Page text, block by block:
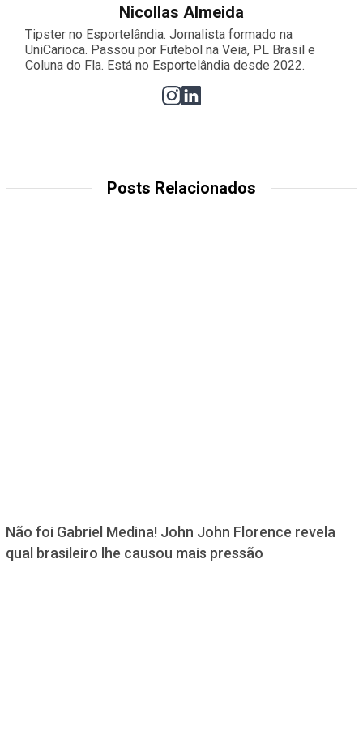
Nicollas Almeida
Tipster no Esportelândia. Jornalista formado na
UniCarioca. Passou por Futebol na Veia, PL Brasil e
Coluna do Fla. Está no Esportelândia desde 2022.
Posts Relacionados
Não foi Gabriel Medina! John John Florence revela
qual brasileiro lhe causou mais pressão